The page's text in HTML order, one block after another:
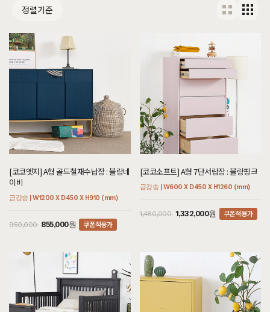
정렬기준
[코코엣지] A형 골드철재수납장 : 블랑네
이비
금강송 | W1200 X D450 X H910 (mm)
950,000 855,000원 쿠폰적용가
[코코소프트] A형 7단서랍장 : 블랑핑크
금강송 | W600 X D450 X H1260 (mm)
1,480,000 1,332,000원 쿠폰적용가